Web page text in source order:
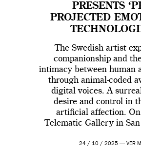
PRESENTS
PROJECTED
The Swedish artist
companionship and
intimacy between human
through animal-coded
digital voices. A
desire and control in
artificial affection.
Telematic Gallery in
24 / 10 / 2025 — VER